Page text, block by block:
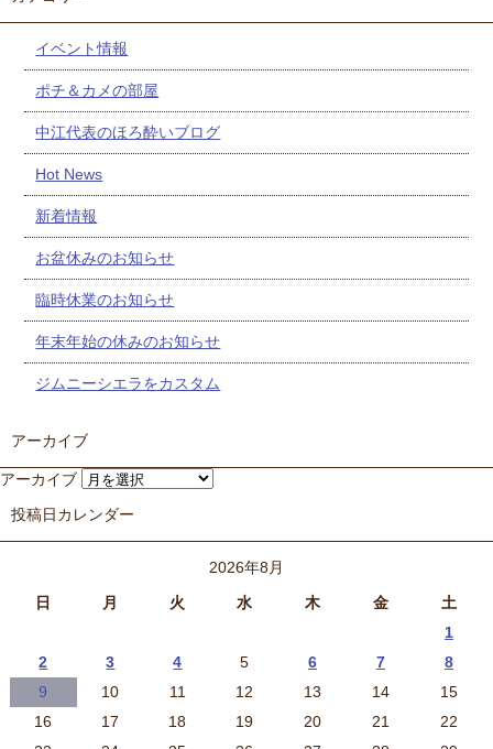
イベント情報
ポチ＆カメの部屋
中江代表のほろ酔いブログ
Hot News
新着情報
お盆休みのお知らせ
臨時休業のお知らせ
年末年始の休みのお知らせ
ジムニーシエラをカスタム
アーカイブ
アーカイブ
投稿日カレンダー
2026年8月
日
月 火 水 木 金 土
1
2
3 4 5 6 7
8
9
10 11 12 13 14
15
16
17 18 19 20 21
22